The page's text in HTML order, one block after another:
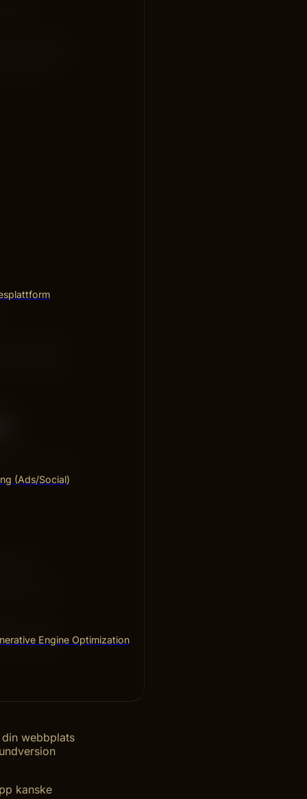
(Ads/Social)
Engine Optimization
exakta
liknar
har inte
Det finns tre
var
ger
vad du
webbplats
kanske